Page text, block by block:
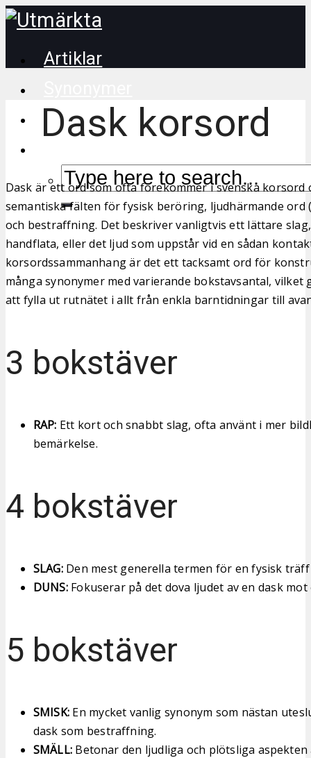
Artiklar
Korsordstips
Dask korsord
Dask är ett ord som ofta förekommer i svenska korsord
semantiska fälten för fysisk beröring, ljudhärmande ord
och bestraffning. Det beskriver vanligtvis ett lättare
handflata, eller det ljud som uppstår vid en sådan
korsordssammanhang är det ett tacksamt ord för
många synonymer med varierande bokstavsantal,
att fylla ut rutnätet i allt från enkla barntidningar till
3 bokstäver
RAP: Ett kort och snabbt slag, ofta använt i mer
bemärkelse.
4 bokstäver
SLAG:Den mest generella termen för en fysisk
DUNS:Fokuserar på det dova ljudet av en dask mot
5 bokstäver
SMISK:En mycket vanlig synonym som nästan
dask som bestraffning.
SMÄLL:Betonar den ljudliga och plötsliga aspekten